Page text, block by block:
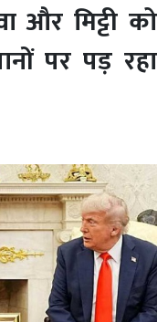
और मिट्टी को
पर पड़ रहा